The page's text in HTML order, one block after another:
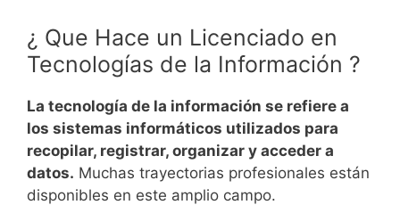
¿ Que Hace un Licenciado en
Tecnologías de la Información ?
La tecnología de la información se refiere a
los sistemas informáticos utilizados para
recopilar, registrar, organizar y acceder a
datos. Muchas trayectorias profesionales están
disponibles en este amplio campo.